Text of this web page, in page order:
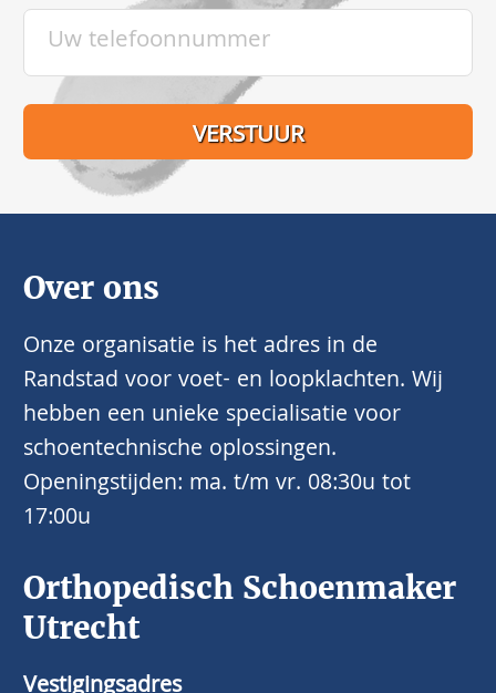
Orthopedisch Schoenmaker
Utrecht
Over ons
Onze organisatie is het adres in de
Randstad voor voet- en loopklachten. Wij
hebben een unieke specialisatie voor
schoentechnische oplossingen.
Openingstijden: ma. t/m vr. 08:30u tot
17:00u